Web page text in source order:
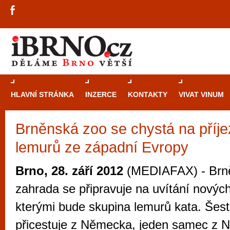
HLAVNÍ STRÁNKA INZERCE KONTAKTY VIVAT VINUM
Brněnská zoo se chystá na
lemurů ze západní Evropy
Brno, 28. září 2012 (MEDIAFAX) -
zahrada se připravuje na uvítání
kterými bude skupina lemurů kata.
přicestuje z Německa, jeden samec z
Průvodce
Brně: Od
Brno je
zajímavé
restaurace,
Mimo jiné je ale také místem, kde si